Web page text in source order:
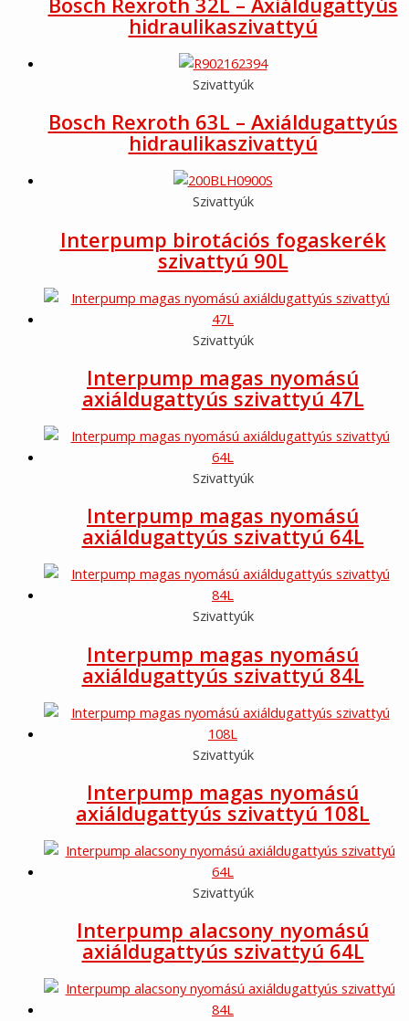
hidraulikaszivattyú
Szivattyúk
Bosch Rexroth 63L – Axiáldugattyús
hidraulikaszivattyú
Szivattyúk
Interpump birotációs fogaskerék
szivattyú 90L
Szivattyúk
Interpump magas nyomású
axiáldugattyús szivattyú 47L
Szivattyúk
Interpump magas nyomású
axiáldugattyús szivattyú 64L
Szivattyúk
Interpump magas nyomású
axiáldugattyús szivattyú 84L
Szivattyúk
Interpump magas nyomású
axiáldugattyús szivattyú 108L
Szivattyúk
Interpump alacsony nyomású
axiáldugattyús szivattyú 64L